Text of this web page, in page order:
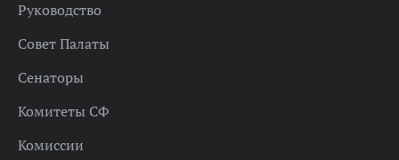
Руководство
Совет Палаты
Сенаторы
Комитеты СФ
Комиссии